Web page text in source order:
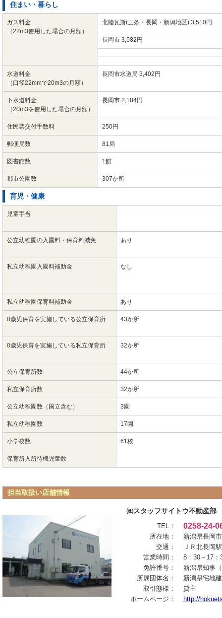
住まい・暮らし
ガス料金
（22m3使用した場合の月額）
北陸瓦斯(三条・長岡・新潟地区) 3,510円
長岡市 3,582円
水道料金
（口径22mmで20m3の月額）
長岡市水道局 3,402円
下水道料金
（20m3を使用した場合の月額）
長岡市 2,184円
住民票交付手数料 250円
郵便局数 81局
図書館数 1館
都市公園数 307か所
育児・健康
児童手当
公立幼稚園の入園料・保育料減免 あり
私立幼稚園入園料補助金 なし
私立幼稚園保育料補助金 あり
0歳児保育を実施している公立保育所 43か所
0歳児保育を実施している私立保育所 32か所
公立保育所数 44か所
私立保育所数 32か所
公立幼稚園数（国立含む） 3園
私立幼稚園数 17園
小学校数 61校
保育所入所待機児童数
担当取扱い店舗情報
㈱スタッフサイトウ不動産部
TEL： 0258-24-
所在地：
新潟県長岡
交通：
ＪＲ北長岡駅
営業時間：
8：30～17
免許番号：
新潟県知事
所属団体名：
新潟県宅地
取引態様：
貸主
ホームページ：
http://